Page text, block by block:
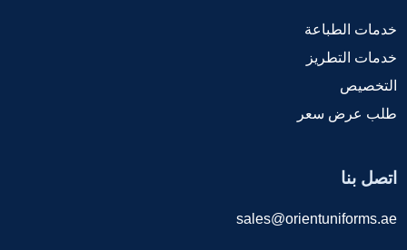
خدمات الطباعة
خدمات التطريز
التخصيص
طلب عرض سعر
اتصل بنا
sales@orientuniforms.ae